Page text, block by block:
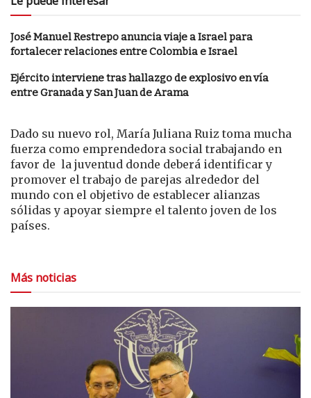
José Manuel Restrepo anuncia viaje a Israel para
fortalecer relaciones entre Colombia e Israel
Ejército interviene tras hallazgo de explosivo en vía
entre Granada y San Juan de Arama
Dado su nuevo rol, María Juliana Ruiz toma mucha
fuerza como emprendedora social trabajando en
favor de la juventud donde deberá identificar y
promover el trabajo de parejas alrededor del
mundo con el objetivo de establecer alianzas
sólidas y apoyar siempre el talento joven de los
países.
Más noticias